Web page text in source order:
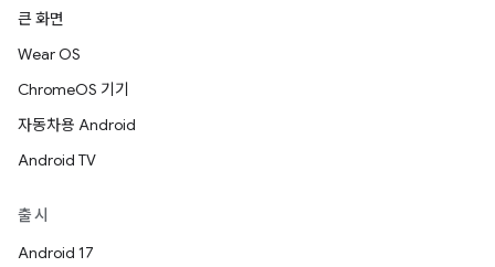
큰 화면
Wear OS
ChromeOS 기기
자동차용 Android
Android TV
출시
Android 17